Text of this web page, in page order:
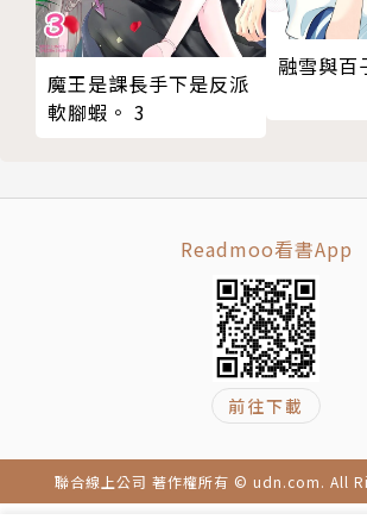
魔王是課長手下是反派
軟腳蝦。 3
融雪與百
Readmoo看書App
前往下載
聯合線上公司 著作權所有 © udn.com. All